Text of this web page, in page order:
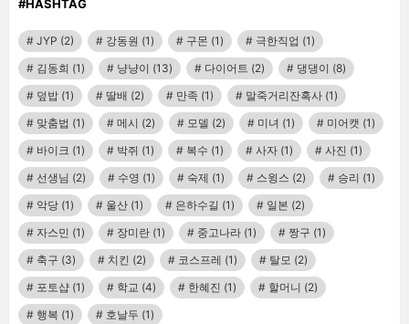
#HASHTAG
JYP (2) 강동원 (1) 구몬 (1) 극한직업 (1)
김동희 (1) 냥냥이 (13) 다이어트 (2) 댕댕이 (8)
덮밥 (1) 딸배 (2) 만족 (1) 말죽거리잔혹사 (1)
맞춤법 (1) 메시 (2) 모델 (2) 미녀 (1) 미어캣 (1)
바이크 (1) 박쥐 (1) 복수 (1) 사자 (1) 사진 (1)
선생님 (2) 수영 (1) 숙제 (1) 스윙스 (2) 승리 (1)
악당 (1) 울산 (1) 은하수길 (1) 일본 (2)
자스민 (1) 장미란 (1) 중고나라 (1) 짱구 (1)
축구 (3) 치킨 (2) 코스프레 (1) 탈모 (2)
포토샵 (1) 학교 (4) 한혜진 (1) 할머니 (2)
행복 (1) 호날두 (1)